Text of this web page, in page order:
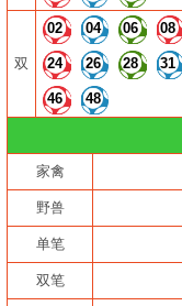
双
02 04 06 08
24 26 28 31
46 48
家禽
野兽
单笔
双笔